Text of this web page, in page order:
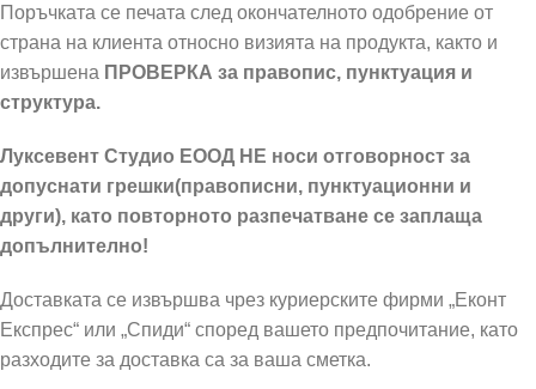
Поръчката се печата след окончателното одобрение от
страна на клиента относно визията на продукта, както и
извършена ПРОВЕРКА за правопис, пунктуация и
структура.
Луксевент Студио ЕООД НЕ носи отговорност за
допуснати грешки(правописни, пунктуационни и
други), като повторното разпечатване се заплаща
допълнително!
Доставката се извършва чрез куриерските фирми „Еконт
Експрес“ или „Спиди“ според вашето предпочитание, като
разходите за доставка са за ваша сметка.